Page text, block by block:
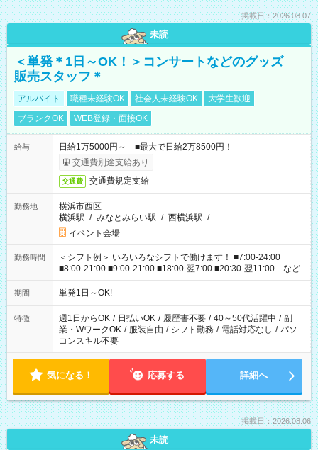
掲載日：2026.08.07
未読
＜単発＊1日～OK！＞コンサートなどのグッズ
販売スタッフ＊
アルバイト 職種未経験OK 社会人未経験OK
大学生歓迎
ブランクOK
WEB登録・面接OK
給与
日給1万5000円～ ■最大で日給2万8500円！
交通費別途支給あり
交通費 交通費規定支給
勤務地
横浜市西区
横浜駅 / みなとみらい駅 / 西横浜駅 / …
イベント会場
勤務時間
＜シフト例＞ いろいろなシフトで働けます！ ■7:00-24:00
■8:00-21:00 ■9:00-21:00 ■18:00-翌7:00 ■20:30-翌11:00 など
期間 単発1日～OK!
特徴 週1日からOK / 日払いOK / 履歴書不要 / 40～50代活躍中 / 副
業・WワークOK / 服装自由 / シフト勤務 / 電話対応なし / パソ
コンスキル不要
気になる！ 応募する 詳細へ
掲載日：2026.08.06
未読